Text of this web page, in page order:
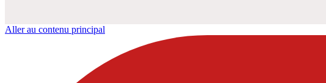
Aller au contenu principal